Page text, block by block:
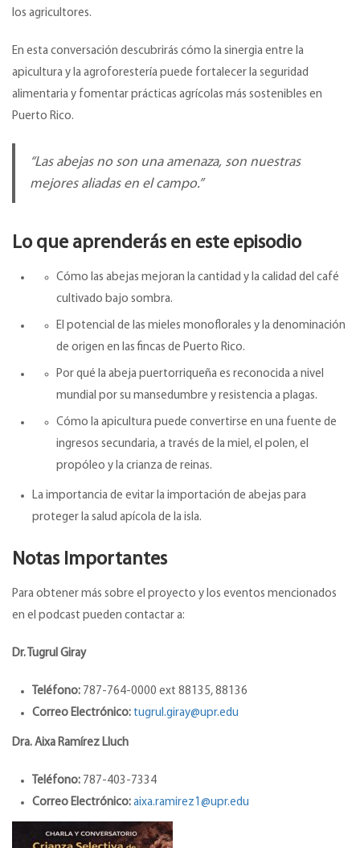
los agricultores.
En esta conversación descubrirás cómo la sinergia entre la
apicultura y la agroforestería puede fortalecer la seguridad
alimentaria y fomentar prácticas agrícolas más sostenibles en
Puerto Rico.
“Las abejas no son una amenaza, son nuestras
mejores aliadas en el campo.”
Lo que aprenderás en este episodio
Cómo las abejas mejoran la cantidad y la calidad del café
cultivado bajo sombra.
El potencial de las mieles monoflorales y la denominación
de origen en las fincas de Puerto Rico.
Por qué la abeja puertorriqueña es reconocida a nivel
mundial por su mansedumbre y resistencia a plagas.
Cómo la apicultura puede convertirse en una fuente de
ingresos secundaria, a través de la miel, el polen, el
propóleo y la crianza de reinas.
La importancia de evitar la importación de abejas para
proteger la salud apícola de la isla.
Notas Importantes
Para obtener más sobre el proyecto y los eventos mencionados
en el podcast pueden contactar a:
Dr. Tugrul Giray
Teléfono: 787-764-0000 ext 88135, 88136
Correo Electrónico: tugrul.giray@upr.edu
Dra. Aixa Ramírez Lluch
Teléfono: 787-403-7334
Correo Electrónico: aixa.ramirez1@upr.edu